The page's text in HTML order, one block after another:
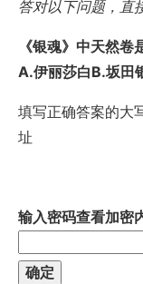
答对以下问题，直
《银魂》中天然
A.伊丽莎白B.坂田
填写正确答案的大
址
输入密码查看加密